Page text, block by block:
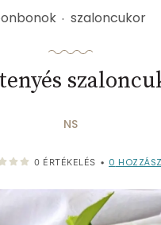
szaloncukor
NS
0 ÉRTÉKELÉS • 0